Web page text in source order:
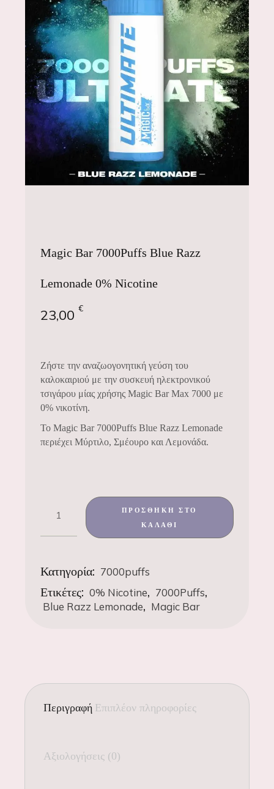
Magic Bar 7000Puffs Blue Razz
Lemonade 0% Nicotine
23,00€
Ζήστε την αναζωογονητική γεύση του
καλοκαιριού με την συσκευή ηλεκτρονικού
τσιγάρου μίας χρήσης Magic Bar Max 7000 με
0% νικοτίνη.
Το Magic Bar 7000Puffs Blue Razz Lemonade
περιέχει Μύρτιλο, Σμέουρο και Λεμονάδα.
ΠΡΟΣΘΉΚΗ ΣΤΟ
ΚΑΛΆΘΙ
Κατηγορία: 7000puffs
Ετικέτες: 0% Nicotine, 7000Puffs,
Blue Razz Lemonade, Magic Bar
Περιγραφή Επιπλέον πληροφορίες
Αξιολογήσεις (0)